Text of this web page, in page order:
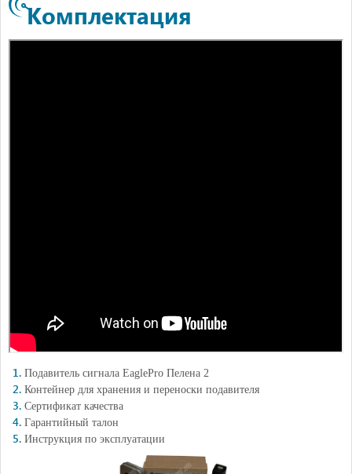
Комплектация
Подавитель сигнала EaglePro Пелена 2
Контейнер для хранения и переноски подавителя
Сертификат качества
Гарантийный талон
Инструкция по эксплуатации